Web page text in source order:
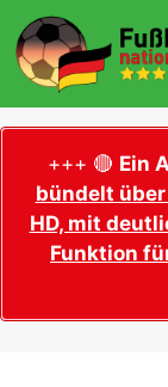
Zum
Inhalt
springen
+++ 🔴 Ein
bündelt
HD, mit
Funktion